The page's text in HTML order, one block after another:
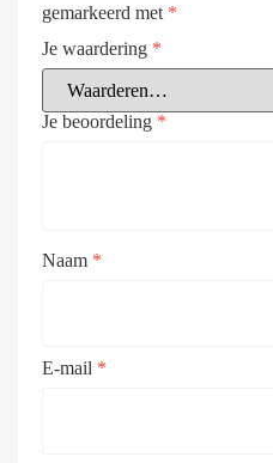
gemarkeerd met *
Je waardering *
Je beoordeling *
Naam *
E-mail *